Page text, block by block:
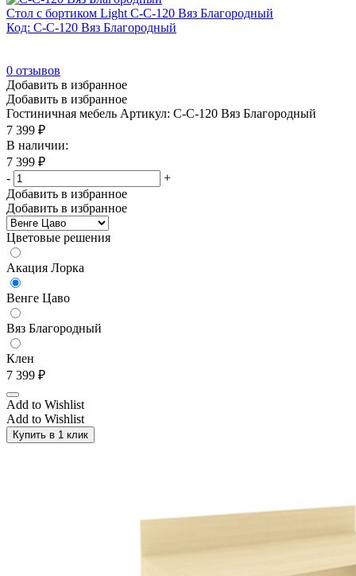
Стол с бортиком Light С-С-120 Вяз Благородный
Код: С-С-120 Вяз Благородный
0 отзывов
Добавить в избранное
Добавить в избранное
Гостиничная мебель Артикул: С-С-120 Вяз Благородный
7 399 ₽
В наличии:
7 399 ₽
-
+
Добавить в избранное
Добавить в избранное
Цветовые решения
Акация Лорка
Венге Цаво
Вяз Благородный
Клен
7 399 ₽
Add to Wishlist
Add to Wishlist
Купить в 1 клик